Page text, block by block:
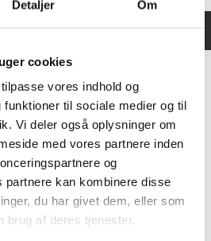
Detaljer Om
cookies
vores indhold og
til sociale medier og til
Vi deler også oplysninger om
med vores partnere inden
og
partnere kan kombinere disse
du har givet dem, eller som
brug af deres tjenester.